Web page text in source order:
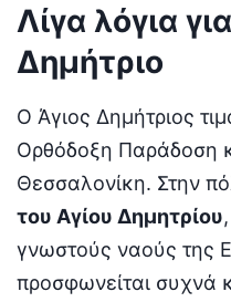
Λίγα λόγια
Δημήτριο
Ο Άγιος Δημήτριος
Ορθόδοξη Παράδοση
Θεσσαλονίκη. Στην
του Αγίου Δημητρίου
γνωστούς ναούς της
προσφωνείται συχνά